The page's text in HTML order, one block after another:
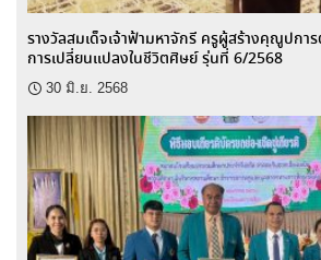
รางวัลสมเด็จเจ้าฟ้ามหาจักรี ครูผู้สร้างคุณูปกา
การเปลี่ยนแปลงในชีวิตศิษย์ รุ่นที่ 6/2568
30 มิ.ย. 2568